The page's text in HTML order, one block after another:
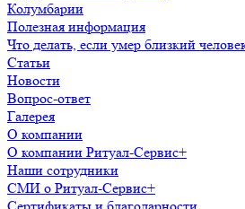
Колумбарии
Полезная информация
Что делать, если умер близкий
Статьи
Новости
Вопрос-ответ
Галерея
О компании
О компании Ритуал-Сервис+
Наши сотрудники
СМИ о Ритуал-Сервис+